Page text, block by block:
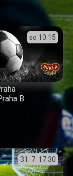
so 10:15
B
31. 7. 17:30